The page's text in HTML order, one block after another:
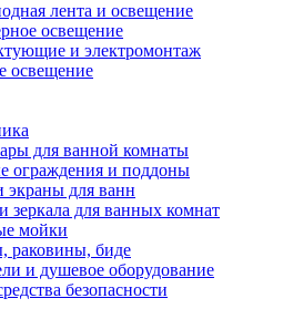
лента и освещение
освещение
и электромонтаж
освещение
для ванной комнаты
ограждения и поддоны
для ванн
зеркала для ванных комнат
мойки
раковины, биде
и душевое оборудование
безопасности